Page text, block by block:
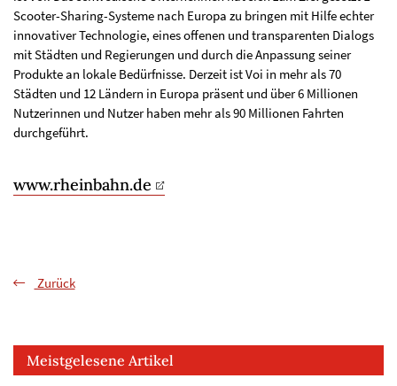
Scooter-Sharing-Systeme nach Europa zu bringen mit Hilfe echter
innovativer Technologie, eines offenen und transparenten Dialogs
mit Städten und Regierungen und durch die Anpassung seiner
Produkte an lokale Bedürfnisse. Derzeit ist Voi in mehr als 70
Städten und 12 Ländern in Europa präsent und über 6 Millionen
Nutzerinnen und Nutzer haben mehr als 90 Millionen Fahrten
durchgeführt.
www.rheinbahn.de
Zurück
Meistgelesene Artikel